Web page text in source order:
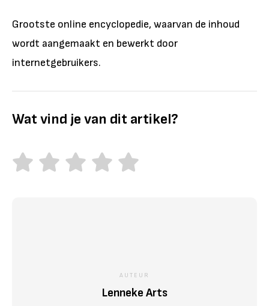
Grootste online encyclopedie, waarvan de inhoud
wordt aangemaakt en bewerkt door
internetgebruikers.
Wat vind je van dit artikel?
AUTEUR
Lenneke Arts